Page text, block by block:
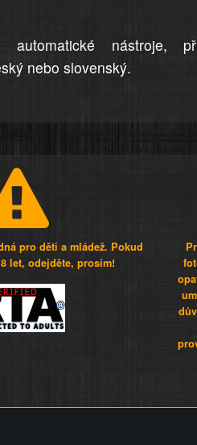
automatické nástroje,
nebo slovenský.
pro děti a mládež. Pokud
let, odejděte, prosím!